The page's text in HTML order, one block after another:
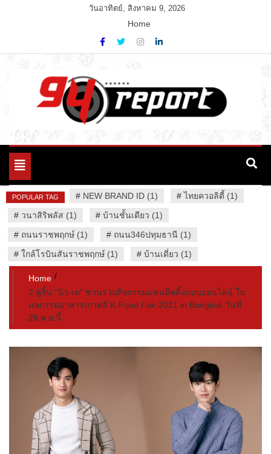
วันอาทิตย์, สิงหาคม 9, 2026
Home
94 Report.com
Variety News
Toggle
POPULAR TAG # NEW BRAND ID (1) #ไทยควอลิตี้ (1)
# วนาสิริพลัส (1) # บ้านชั้นเดียว (1)
# ถนนราชพฤกษ์ (1) # ถนน346ปทุมธานี (1)
# ใกล้โรบินสันราชพฤกษ์ (1) # บ้านเดี่ยว (1)
Home
2 คู่จิ้น “นิว-เต” ชวนร่วมกิจกรรมแฟนมีตติ้งแบบออนไลน์ ใน
มหกรรมอาหารเกาหลี K-Food Fair 2021 in Bangkok วันที่
28 พ.ย.นี้